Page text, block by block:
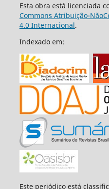
Esta obra está licenciada
Commons Atribuição-
4.0 Internacional.
Indexado em:
Este periódico está